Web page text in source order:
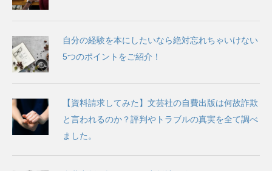
自分の経験を本にしたいなら絶対忘れちゃいけない
5つのポイントをご紹介！
【資料請求してみた】文芸社の自費出版は何故詐欺
と言われるのか？評判やトラブルの真実を全て調べ
ました。